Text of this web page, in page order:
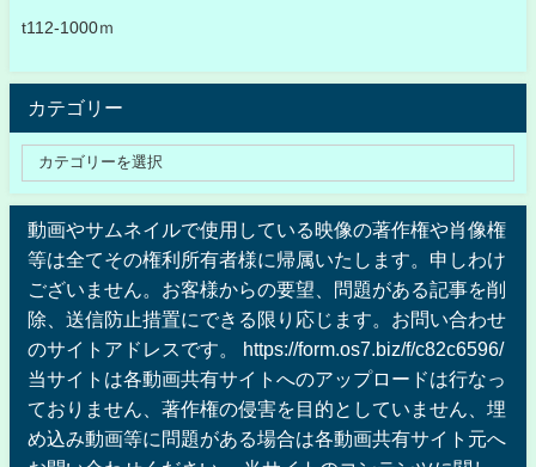
t112-1000ｍ
カテゴリー
動画やサムネイルで使用している映像の著作権や肖像権
等は全てその権利所有者様に帰属いたします。申しわけ
ございません。お客様からの要望、問題がある記事を削
除、送信防止措置にできる限り応じます。お問い合わせ
のサイトアドレスです。 https://form.os7.biz/f/c82c6596/
当サイトは各動画共有サイトへのアップロードは行なっ
ておりません、著作権の侵害を目的としていません、埋
め込み動画等に問題がある場合は各動画共有サイト元へ